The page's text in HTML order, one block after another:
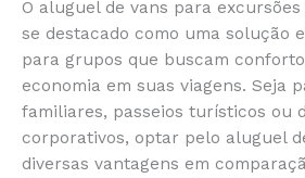
O aluguel de vans para
se destacado como uma solução
para grupos que buscam
economia em suas viagens. Seja
familiares, passeios turísticos ou
corporativos, optar pelo aluguel
diversas vantagens em